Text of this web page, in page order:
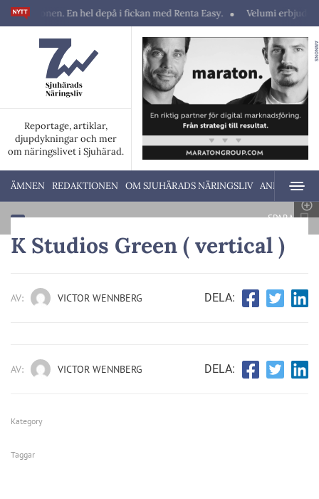
En hel depå i fickan med Renta Easy. Velumi erbjuder ett
Reportage, artiklar,
djupdykningar och mer
om näringslivet i Sjuhärad.
ANNONS
ÄMNEN REDAKTIONEN OM SJUHÄRADS NÄRINGSLIV ANNONSERA
SPARA
K Studios Green ( vertical )
AV: VICTOR WENNBERG DELA:
AV: VICTOR WENNBERG DELA:
Kategory
Taggar